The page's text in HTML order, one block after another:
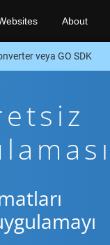
About
veya GO SDK